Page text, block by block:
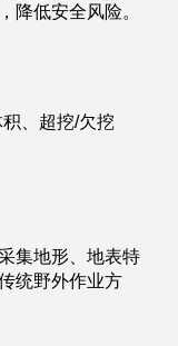
降低安全风险。
、超挖/欠挖
集地形、地表特
统野外作业方